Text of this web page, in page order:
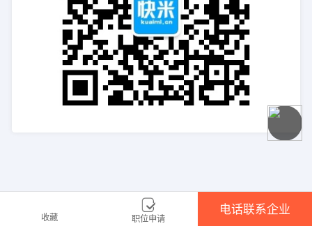
收藏 职位申请
电话联系企业